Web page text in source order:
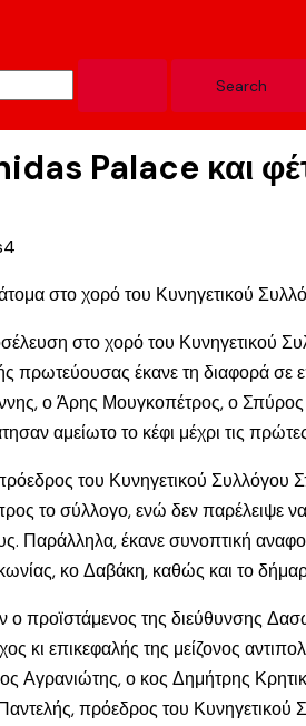
Palace και
στο χορό του Κυνηγετικού
στο χορό του Κυνηγετικού
πρωτεύουσας έκανε τη διαφορά
ο Άρης Μουγκοπέτρος, ο
αμείωτο το κέφι μέχρι τις
του Κυνηγετικού
το σύλλογο, ενώ δεν παρέλειψε
Παράλληλα, έκανε συνοπτική
κο Δαβάκη, καθώς και το
προϊστάμενος της διεύθυνσης
επικεφαλής της μείζονος
Αγρανιώτης, ο κος Δημήτρης
πρόεδρος του